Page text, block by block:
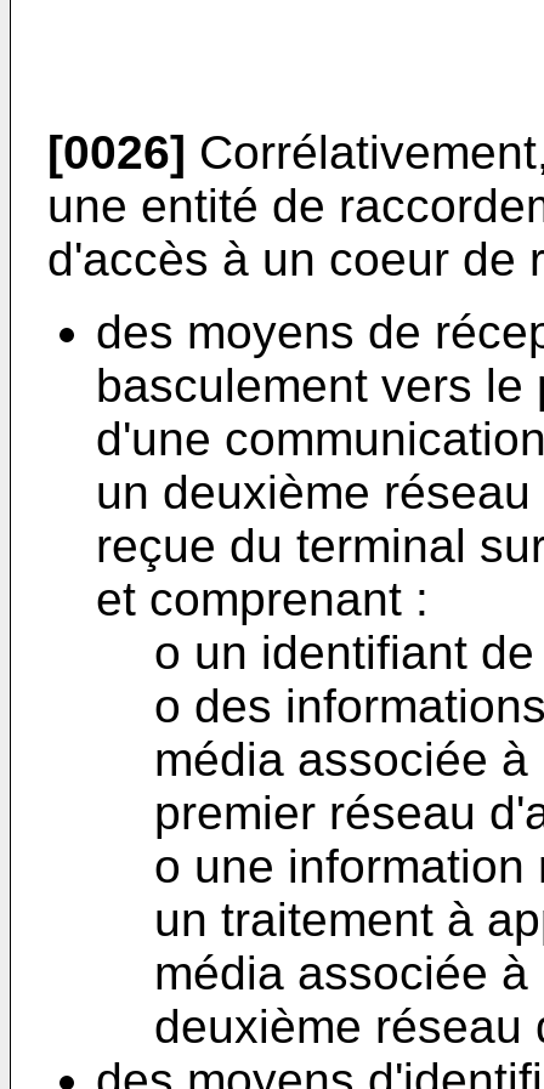
[0026]
une entité de
d'accès à un coeur de
des moyens de
basculement vers le
d'une
un deuxième
reçue du terminal
et comprenant :
o un identifiant
o des
média associée
premier réseau
o une information
un traitement à
média associée
deuxième réseau